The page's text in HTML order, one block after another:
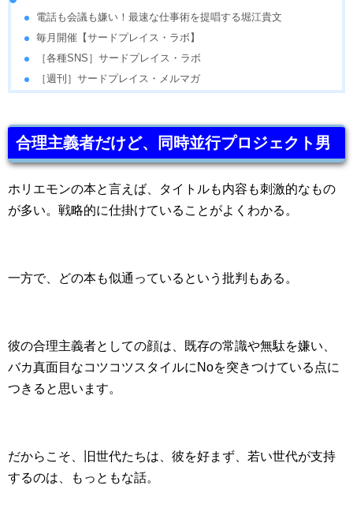
電話も会議も嫌い！最速な仕事術を提唱する堀江貴文
毎月開催【サードプレイス・ラボ】
［各種SNS］サードプレイス・ラボ
［週刊］サードプレイス・メルマガ
合理主義者だけど、同時並行プロジェクト男
ホリエモンの本と言えば、タイトルも内容も刺激的なもの
が多い。戦略的に仕掛けていることがよくわかる。
一方で、どの本も似通っているという批判もある。
彼の合理主義者としての顔は、既存の常識や無駄を嫌い、
バカ真面目なコツコツスタイルにNoを突きつけている点に
つきると思います。
だからこそ、旧世代たちは、彼を好まず、若い世代が支持
するのは、もっともな話。